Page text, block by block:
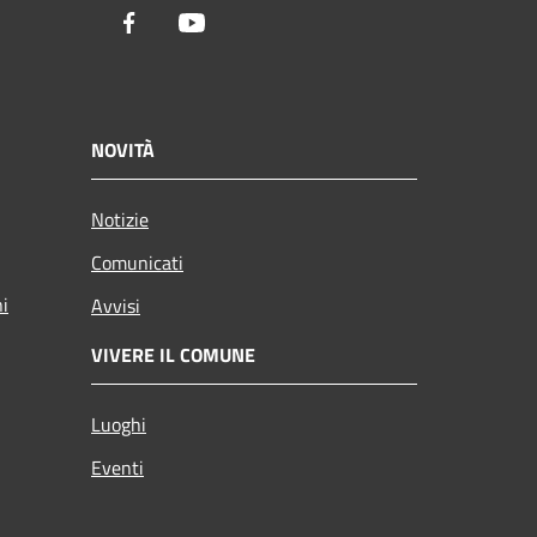
Facebook
NOVITÀ
Notizie
Comunicati
Avvisi
VIVERE IL COMUNE
Luoghi
Eventi